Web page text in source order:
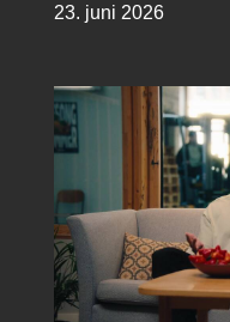
23. juni 2026